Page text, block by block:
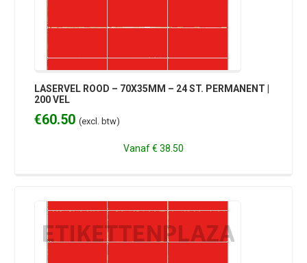
LASERVEL ROOD – 70X35MM – 24 ST. PERMANENT |
200 VEL
€60.50 (excl. btw)
Vanaf€ 38.50